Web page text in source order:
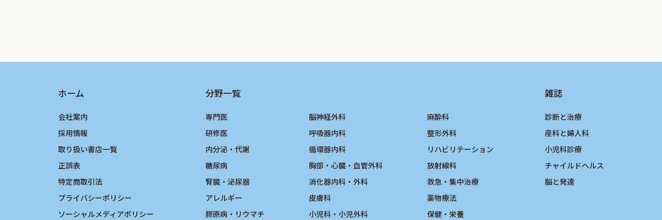
ホーム
会社案内
採用情報
取り扱い書店一覧
正誤表
特定商取引法
プライバシーポリシー
ソーシャルメディアポリシー
分野一覧
専門医
研修医
内分泌・代謝
糖尿病
腎臓・泌尿器
アレルギー
膠原病・リウマチ
脳神経外科
呼吸器内科
循環器内科
胸部・心臓・血管外科
消化器内科・外科
皮膚科
小児科・小児外科
麻酔科
整形外科
リハビリテーション
放射線科
救急・集中治療
薬物療法
保健・栄養
雑誌
診断と治療
産科と婦人科
小児科診療
チャイルドヘルス
脳と発達